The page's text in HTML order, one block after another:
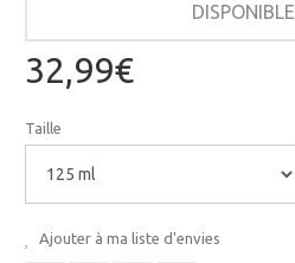
DISPONIBLE
32,99€
Taille
Ajouter à ma liste d'envies